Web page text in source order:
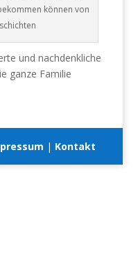
können von
und nachdenkliche
ganze Familie
| Kontakt